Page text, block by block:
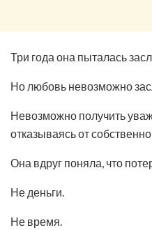
Три года она пыталась
Но любовь невозможно
Невозможно получить
отказываясь от
Она вдруг поняла, что
Не деньги.
Не время.